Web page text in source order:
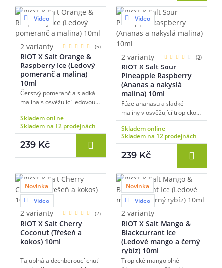
náustků.
Video
2 varianty (5)
RIOT X Salt Orange &
Raspberry Ice (Ledový
pomeranč a malina)
10ml
Čerstvý pomeranč a sladká
malina s osvěžující ledovou
tečkou.
Skladem online
Skladem na 12 prodejnách
239 Kč
Video
2 varianty (3)
RIOT X Salt Sour
Pineapple Raspberry
(Ananas a nakyslá
malina) 10ml
Fúze ananasu a sladké
maliny v osvěžující tropickou
směs.
Skladem online
Skladem na 12 prodejnách
239 Kč
Novinka
Video
2 varianty (2)
RIOT X Salt Cherry
Coconut (Třešeň a
kokos) 10ml
Tajuplná a dechberoucí chuť
Novinka
Video
2 varianty
RIOT X Salt Mango &
Blackcurrant Ice
(Ledové mango a černý
rybíz) 10ml
Tropické mango plné